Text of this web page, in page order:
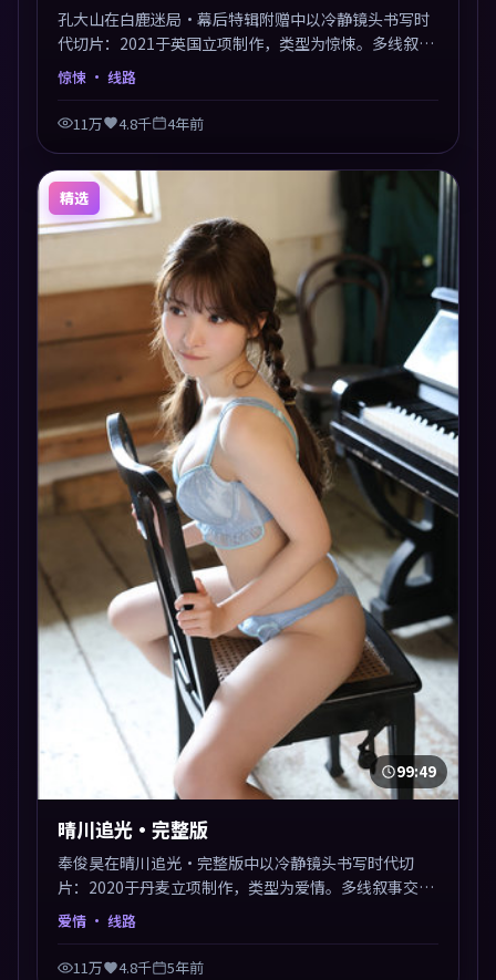
孔大山在白鹿迷局·幕后特辑附赠中以冷静镜头书写时
代切片：2021于英国立项制作，类型为惊悚。多线叙事
交汇于终局，真相与救赎并行，适合喜欢细读表演的影
迷。摄影与配乐高度统一，城市夜景与内心戏互为镜
像。
惊悚 · 线路
11万 4.8千 4年前
精选
99:49
晴川追光·完整版
奉俊昊在晴川追光·完整版中以冷静镜头书写时代切
片：2020于丹麦立项制作，类型为爱情。多线叙事交汇
于终局，真相与救赎并行，适合喜欢细读表演的影迷。
爱情 · 线路
11万 4.8千 5年前